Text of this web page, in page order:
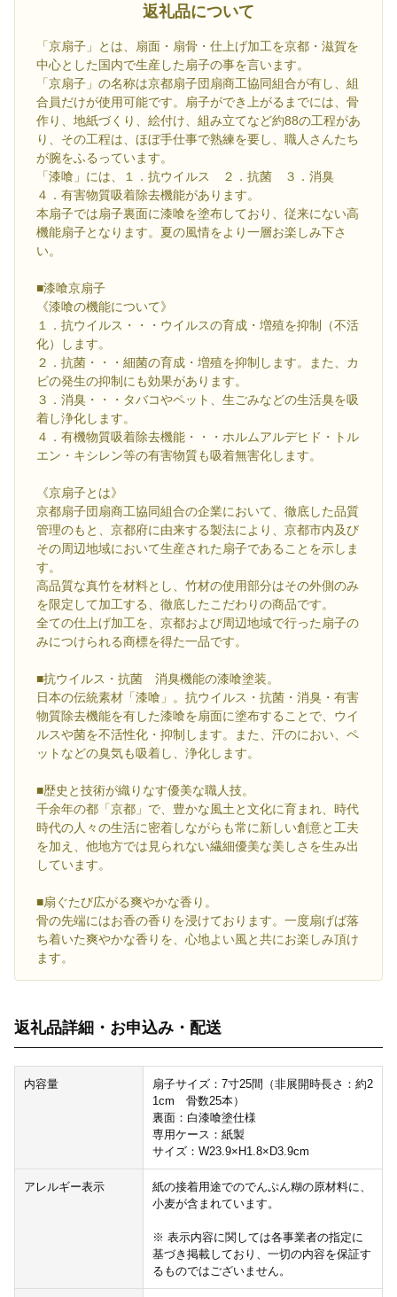
返礼品について
「京扇子」とは、扇面・扇骨・仕上げ加工を京都・滋賀を
中心とした国内で生産した扇子の事を言います。
「京扇子」の名称は京都扇子団扇商工協同組合が有し、組
合員だけが使用可能です。扇子ができ上がるまでには、骨
作り、地紙づくり、絵付け、組み立てなど約88の工程があ
り、その工程は、ほぼ手仕事で熟練を要し、職人さんたち
が腕をふるっています。
「漆喰」には、１．抗ウイルス ２．抗菌 ３．消臭
４．有害物質吸着除去機能があります。
本扇子では扇子裏面に漆喰を塗布しており、従来にない高
機能扇子となります。夏の風情をより一層お楽しみ下さ
い。
■漆喰京扇子
《漆喰の機能について》
１．抗ウイルス・・・ウイルスの育成・増殖を抑制（不活
化）します。
２．抗菌・・・細菌の育成・増殖を抑制します。また、カ
ビの発生の抑制にも効果があります。
３．消臭・・・タバコやペット、生ごみなどの生活臭を吸
着し浄化します。
４．有機物質吸着除去機能・・・ホルムアルデヒド・トル
エン・キシレン等の有害物質も吸着無害化します。
《京扇子とは》
京都扇子団扇商工協同組合の企業において、徹底した品質
管理のもと、京都府に由来する製法により、京都市内及び
その周辺地域において生産された扇子であることを示しま
す。
高品質な真竹を材料とし、竹材の使用部分はその外側のみ
を限定して加工する、徹底したこだわりの商品です。
全ての仕上げ加工を、京都および周辺地域で行った扇子の
みにつけられる商標を得た一品です。
■抗ウイルス・抗菌 消臭機能の漆喰塗装。
日本の伝統素材「漆喰」。抗ウイルス・抗菌・消臭・有害
物質除去機能を有した漆喰を扇面に塗布することで、ウイ
ルスや菌を不活性化・抑制します。また、汗のにおい、ペ
ットなどの臭気も吸着し、浄化します。
■歴史と技術が織りなす優美な職人技。
千余年の都「京都」で、豊かな風土と文化に育まれ、時代
時代の人々の生活に密着しながらも常に新しい創意と工夫
を加え、他地方では見られない繊細優美な美しさを生み出
しています。
■扇ぐたび広がる爽やかな香り。
骨の先端にはお香の香りを浸けております。一度扇げば落
ち着いた爽やかな香りを、心地よい風と共にお楽しみ頂け
ます。
返礼品詳細・お申込み・配送
内容量
扇子サイズ：7寸25間（非展開時長さ：約2
1cm 骨数25本）
裏面：白漆喰塗仕様
専用ケース：紙製
サイズ：W23.9×H1.8×D3.9cm
アレルギー表示
紙の接着用途でのでんぷん糊の原材料に、
小麦が含まれています。
※ 表示内容に関しては各事業者の指定に
基づき掲載しており、一切の内容を保証す
るものではございません。